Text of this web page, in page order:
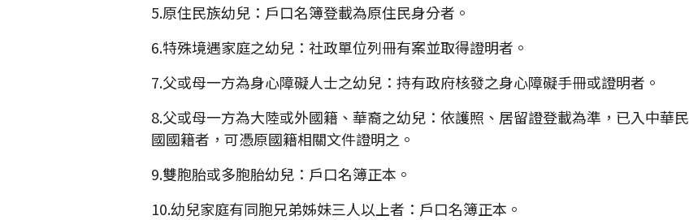
5.原住民族幼兒：戶口名簿登載為原住民身分者。
6.特殊境遇家庭之幼兒：社政單位列冊有案並取得證明者。
7.父或母一方為身心障礙人士之幼兒：持有政府核發之身心障礙手冊或證明者。
8.父或母一方為大陸或外國籍、華裔之幼兒：依護照、居留證登載為準，已入中華民
國國籍者，可憑原國籍相關文件證明之。
9.雙胞胎或多胞胎幼兒：戶口名簿正本。
10.幼兒家庭有同胞兄弟姊妹三人以上者：戶口名簿正本。